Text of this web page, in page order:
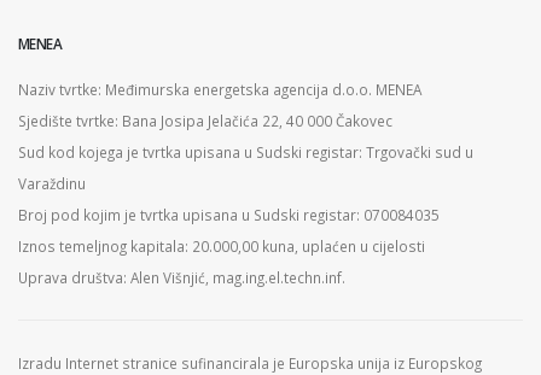
MENEA
Naziv tvrtke: Međimurska energetska agencija d.o.o. MENEA
Sjedište tvrtke: Bana Josipa Jelačića 22, 40 000 Čakovec
Sud kod kojega je tvrtka upisana u Sudski registar: Trgovački sud u
Varaždinu
Broj pod kojim je tvrtka upisana u Sudski registar: 070084035
Iznos temeljnog kapitala: 20.000,00 kuna, uplaćen u cijelosti
Uprava društva: Alen Višnjić, mag.ing.el.techn.inf.
Izradu Internet stranice sufinancirala je Europska unija iz Europskog